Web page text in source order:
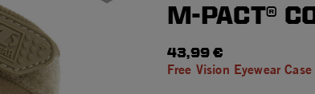
M-PACT®
43,99 €
Free Vision Eyewear